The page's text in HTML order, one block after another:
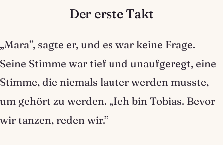
Der erste Takt
„Mara”, sagte er, und es war keine Frage.
Seine Stimme war tief und unaufgeregt, eine
Stimme, die niemals lauter werden musste,
um gehört zu werden. „Ich bin Tobias. Bevor
wir tanzen, reden wir.”